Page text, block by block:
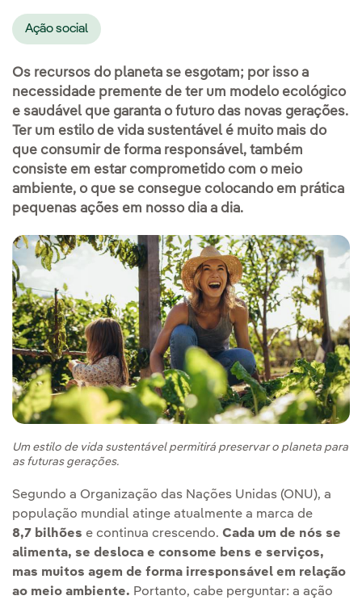
Ação social
Os recursos do planeta se esgotam; por isso a
necessidade premente de ter um modelo ecológico
e saudável que garanta o futuro das novas gerações.
Ter um estilo de vida sustentável é muito mais do
que consumir de forma responsável, também
consiste em estar comprometido com o meio
ambiente, o que se consegue colocando em prática
pequenas ações em nosso dia a dia.
Um estilo de vida sustentável permitirá preservar o planeta para
as futuras gerações.
Segundo a Organização das Nações Unidas (ONU), a
população mundial atinge atualmente a marca de
8,7 bilhões e continua crescendo. Cada um de nós se
alimenta, se desloca e consome bens e serviços,
mas muitos agem de forma irresponsável em relação
ao meio ambiente. Portanto, cabe perguntar: a ação